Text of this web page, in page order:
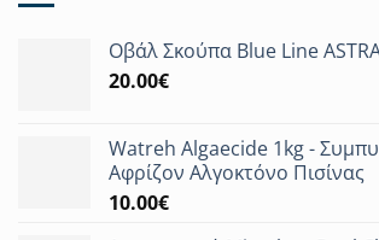
Οβάλ Σκούπα Blue Line
20.00€
Watreh Algaecide 1kg -
Αφρίζον Αλγοκτόνο Πισίνας
10.00€